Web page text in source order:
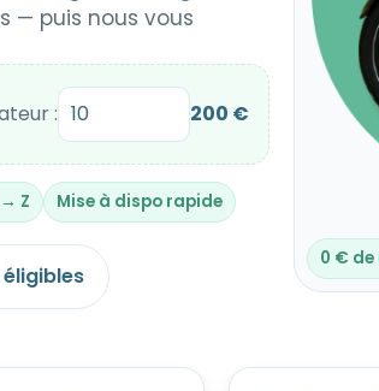
— puis nous vous
: 200 €
Z Mise à dispo rapide
0 €